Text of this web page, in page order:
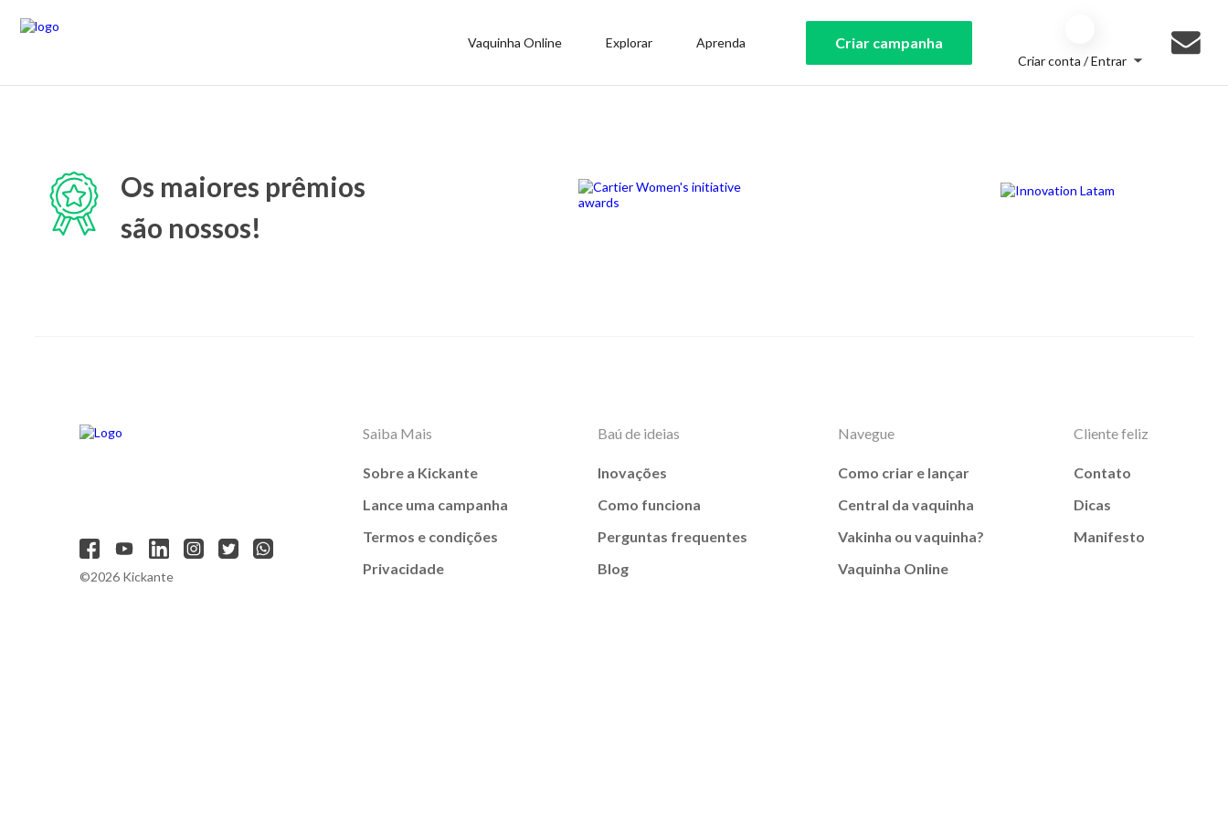
Vaquinha Online Explorar Aprenda Criar campanha
Criar conta / Entrar
Os maiores prêmios
são nossos!
©2026 Kickante
Saiba Mais
Sobre a Kickante
Lance uma campanha
Termos e condições
Privacidade
Baú de ideias
Inovações
Como funciona
Perguntas frequentes
Blog
Navegue
Como criar e lançar
Central da vaquinha
Vakinha ou vaquinha?
Vaquinha Online
Cliente feliz
Contato
Dicas
Manifesto